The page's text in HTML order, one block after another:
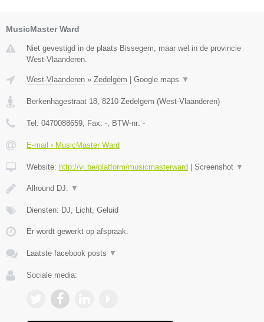
MusicMaster Ward
Niet gevestigd in de plaats Bissegem, maar wel in de provincie
West-Vlaanderen.
West-Vlaanderen » Zedelgem | Google maps ▼
Berkenhagestraat 18 8210 Zedelgem (West-Vlaanderen)
Tel: 0470088659 , Fax: - , BTW-nr: -
E-mail › MusicMaster Ward
Website: http://vi.be/platform/musicmasterward | Screenshot ▼
Allround DJ: ▼
Diensten: DJ, Licht, Geluid
Er wordt gewerkt op afspraak.
Laatste facebook posts ▼
Sociale media: